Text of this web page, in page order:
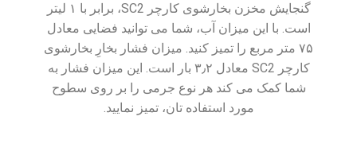
گنجایش مخزن بخارشوی کارچر SC2، برابر با ۱ لیتر
است. با این میزان آب، شما می توانید فضایی معادل
۷۵ متر مربع را تمیز کنید. میزان فشار بخارِ بخارشوی
کارچر SC2 معادل ۳٫۲ بار است. این میزان فشار به
شما کمک می کند هر نوع جرمی را بر روی سطوح
مورد استفاده تان، تمیز نمایید.